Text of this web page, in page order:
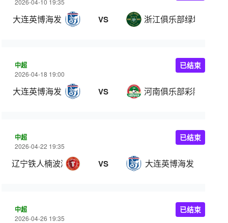
2026-04-10 19:35
大连英博海发 VS 浙江俱乐部绿城
中超
2026-04-18 19:00
大连英博海发 VS 河南俱乐部彩陶坊
已结束
中超
2026-04-22 19:35
辽宁铁人楠波湾 VS 大连英博海发
已结束
中超
2026-04-26 19:35
已结束